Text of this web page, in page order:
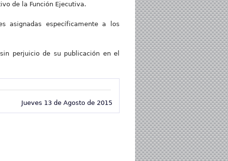
de la Función Ejecutiva.
asignadas específicamente a los
perjuicio de su publicación en el
Jueves 13 de Agosto de 2015